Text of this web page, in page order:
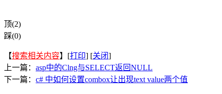
顶(2)
踩(0)
【搜索相关内容】[打印] [关闭]
上一篇： asp中的Clng与SELECT返回NULL
下一篇： c# 中如何设置combox让出现text value两个值